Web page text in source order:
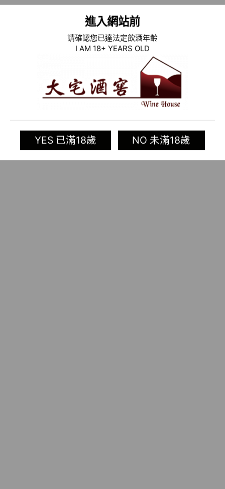
進入網站前
請確認您已達法定飲酒年齡
I AM 18+ YEARS OLD
YES 已滿18歲 NO 未滿18歲